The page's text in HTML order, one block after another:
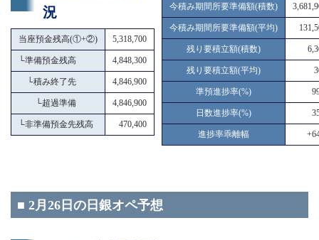
況
当座預金残高(①+②) 5,318,700
└準備預金残高 4,848,300
└積み終了先 4,846,900
└超過準備 4,846,900
└非準備預金先残高 470,400
今積み期間所要準備額(積数)
今積み期間所要準備額(平均)
残り要積立額(積数)
残り要積立額(平均)
準預進捗率(%)
日数進捗率(%)
進捗率乖離幅
■ 2月26日の日銀オペ予想